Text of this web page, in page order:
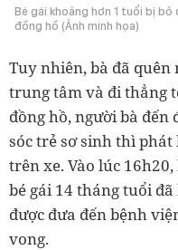
Bé gái khoảng hơn 1 tuổi bị
đồng hồ (Ảnh minh họa)
Tuy nhiên, bà đã quên
trung tâm và đi thẳng
đồng hồ, người bà
sóc trẻ sơ sinh thì
trên xe. Vào lúc
bé gái 14 tháng tuổi
được đưa đến bệnh
vong.